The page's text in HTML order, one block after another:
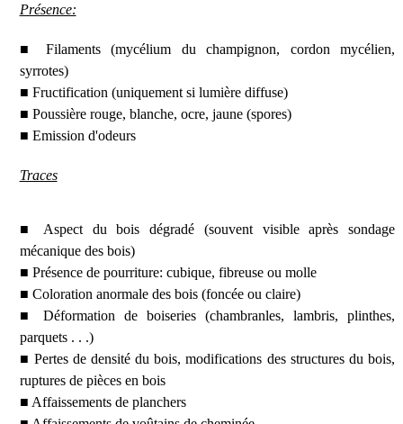
Présence:
■ Filaments (mycélium du champignon, cordon mycélien,
syrrotes)
■ Fructification (uniquement si lumière diffuse)
■ Poussière rouge, blanche, ocre, jaune (spores)
■ Emission d'odeurs
Traces
■ Aspect du bois dégradé (souvent visible après sondage
mécanique des bois)
■ Présence de pourriture: cubique, fibreuse ou molle
■ Coloration anormale des bois (foncée ou claire)
■ Déformation de boiseries (chambranles, lambris, plinthes,
parquets . . .)
■ Pertes de densité du bois, modifications des structures du bois,
ruptures de pièces en bois
■ Affaissements de planchers